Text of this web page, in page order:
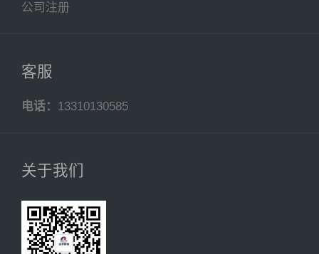
公司注册
客服
电话： 13310130585
关于我们